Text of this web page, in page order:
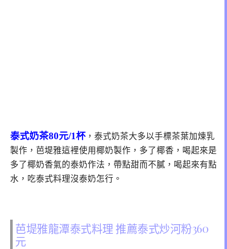
泰式奶茶80元/1杯 ，泰式奶茶大多以手標茶葉加煉乳
製作，芭堤雅這裡使用椰奶製作，多了椰香，喝起來是
多了椰奶香氣的泰奶作法，帶點甜而不膩，喝起來有點
水，吃泰式料理沒泰奶怎行。
芭堤雅龍潭泰式料理 推薦泰式炒河粉360
元